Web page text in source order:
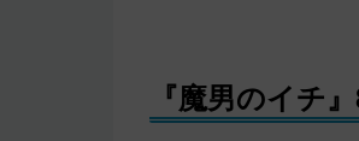
『魔男のイチ